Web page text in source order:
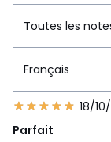
Toutes les
Français
18/
Parfait